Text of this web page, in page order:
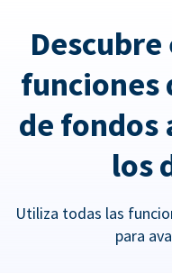
funciones
de fondos
los
Utiliza todas las
para